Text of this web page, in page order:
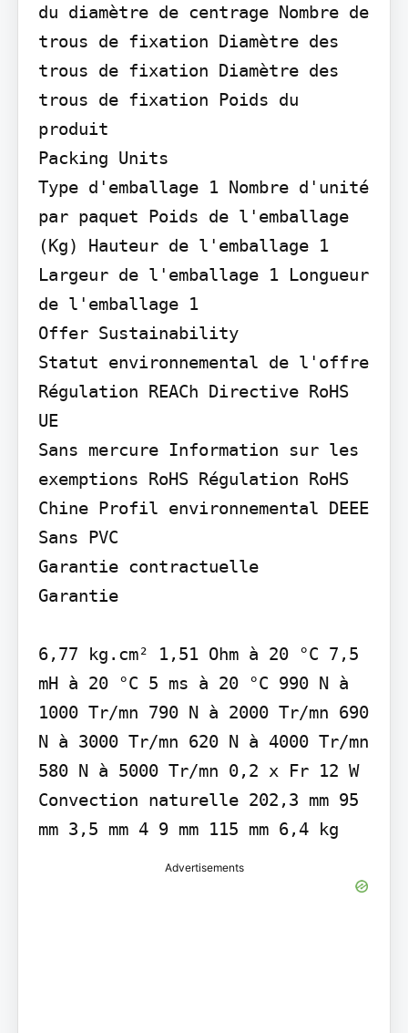
du diamètre de centrage Nombre de
trous de fixation Diamètre des
trous de fixation Diamètre des
trous de fixation Poids du
produit
Packing Units
Type d'emballage 1 Nombre d'unité
par paquet Poids de l'emballage
(Kg) Hauteur de l'emballage 1
Largeur de l'emballage 1 Longueur
de l'emballage 1
Offer Sustainability
Statut environnemental de l'offre
Régulation REACh Directive RoHS
UE
Sans mercure Information sur les
exemptions RoHS Régulation RoHS
Chine Profil environnemental DEEE
Sans PVC
Garantie contractuelle
Garantie
6,77 kg.cm² 1,51 Ohm à 20 °C 7,5
mH à 20 °C 5 ms à 20 °C 990 N à
1000 Tr/mn 790 N à 2000 Tr/mn 690
N à 3000 Tr/mn 620 N à 4000 Tr/mn
580 N à 5000 Tr/mn 0,2 x Fr 12 W
Convection naturelle 202,3 mm 95
mm 3,5 mm 4 9 mm 115 mm 6,4 kg
Advertisements